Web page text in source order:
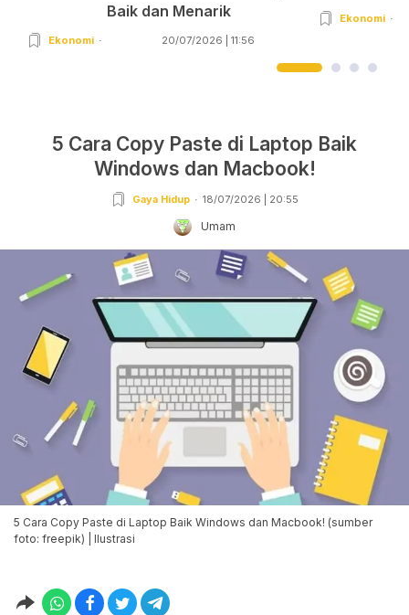
Baik dan Menarik
Ekonomi 20/07/2026 | 11:56
Ekonomi
5 Cara Copy Paste di Laptop Baik
Windows dan Macbook!
Gaya Hidup 18/07/2026 | 20:55
Umam
5 Cara Copy Paste di Laptop Baik Windows dan Macbook! (sumber
foto: freepik) | Ilustrasi